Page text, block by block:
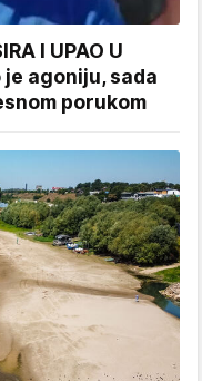
I UPAO U
agoniju, sada
porukom